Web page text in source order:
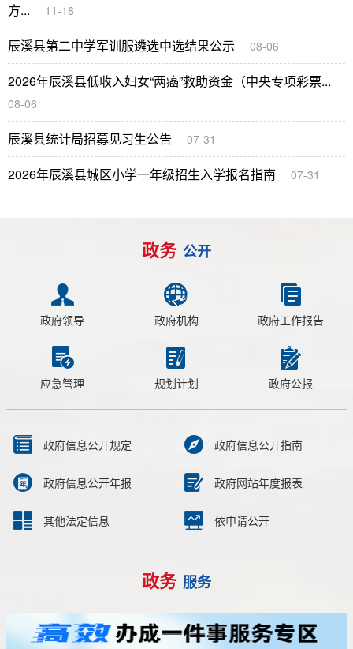
方...
11-18
辰溪县第二中学军训服遴选中选结果公示 08-06
2026年辰溪县低收入妇女“两癌”救助资金（中央专项彩票...
08-06
辰溪县统计局招募见习生公告 07-31
2026年辰溪县城区小学一年级招生入学报名指南 07-31
政务 公开
政府领导 政府机构 政府工作报告
应急管理 规划计划 政府公报
政府信息公开规定 政府信息公开指南
政府信息公开年报 政府网站年度报表
其他法定信息 依申请公开
政务 服务